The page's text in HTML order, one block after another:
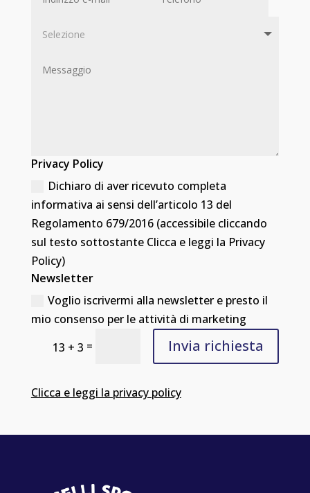
Privacy Policy
Dichiaro di aver ricevuto completa
informativa ai sensi dell’articolo 13 del
Regolamento 679/2016 (accessibile cliccando
sul testo sottostante Clicca e leggi la Privacy
Policy)
Newsletter
Voglio iscrivermi alla newsletter e presto il
mio consenso per le attività di marketing
13 + 3 = Invia richiesta
Clicca e leggi la privacy policy